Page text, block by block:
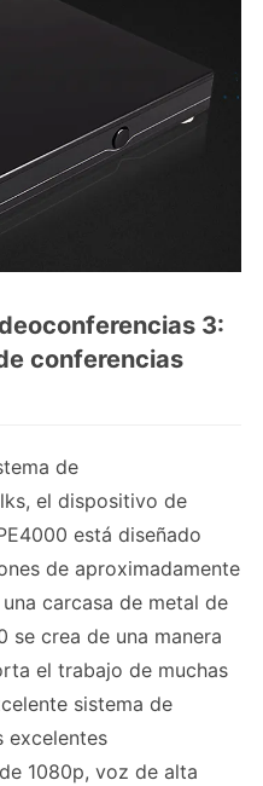
3:
conferencias
de
el dispositivo de
está diseñado
de aproximadamente
carcasa de metal de
se crea de una manera
el trabajo de muchas
sistema de
excelentes
1080p, voz de alta